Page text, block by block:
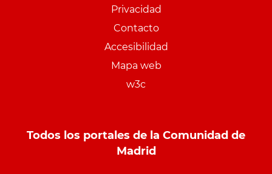
Privacidad
Contacto
Accesibilidad
Mapa web
w3c
Todos los portales de la Comunidad de
Madrid